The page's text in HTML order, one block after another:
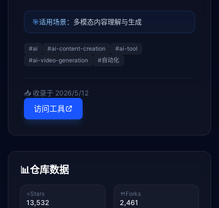
🎯适用场景： 多模态内容理解与生成
#ai #ai-content-creation #ai-tool
#ai-video-generation # 自动化
📥 收录于 2026/5/12
访问工具
📊仓库数据
⭐Stars
13,532
🍴 Forks
2,461